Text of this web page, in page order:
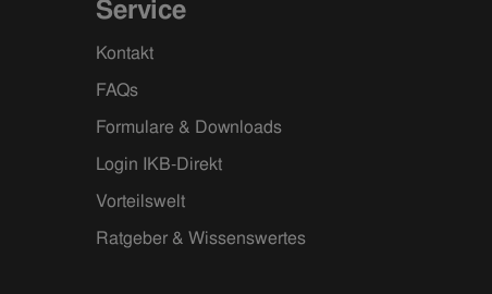
Service
Kontakt
FAQs
Formulare & Downloads
Login IKB-Direkt
Vorteilswelt
Ratgeber & Wissenswertes